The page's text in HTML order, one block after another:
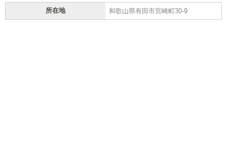
所在地 和歌山県有田市宮崎町30-9